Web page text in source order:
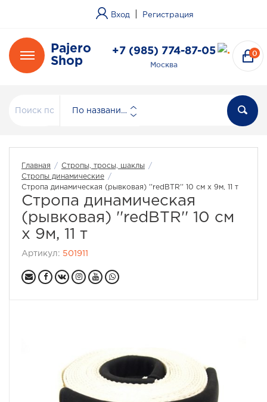
Вход Регистрация
Pajero
Shop
+7 (985) 774-87-05
Москва
0
По названию
Главная / Стропы, тросы, шаклы
/
Стропы динамические
/
Стропа динамическая (рывковая) ''redBTR'' 10 см х 9м, 11 т
Стропа динамическая
(рывковая) ''redBTR'' 10 см
х 9м, 11 т
Артикул: 501911